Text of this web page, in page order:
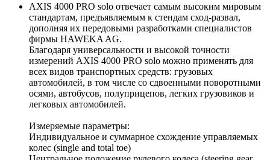
AXIS 4000 PRO solo отвечает самым высоким мировым
стандартам, предъявляемым к стендам сход-развал,
дополняя их передовыми разработками специалистов
фирмы HAWEKA AG.
Благодаря универсальности и высокой точности
измерений AXIS 4000 PRO solo можно применять для
всех видов транспортных средств: грузовых
автомобилей, в том числе со сдвоенными поворотными
осями, автобусов, полуприцепов, легких грузовиков и
легковых автомобилей.
Измеряемые параметры:
Индивидуальное и суммарное схождение управляемых
колес (single and total toe)